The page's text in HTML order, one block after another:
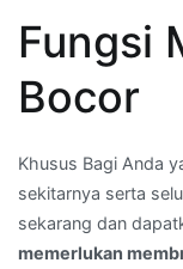
bakar
Fungsi
Bocor
Khusus Bagi Anda
sekitarnya serta
sekarang dan
memerlukan